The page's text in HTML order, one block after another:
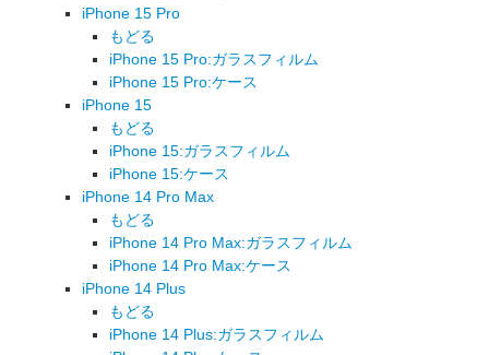
iPhone 15 Pro
もどる
iPhone 15 Pro:ガラスフィルム
iPhone 15 Pro:ケース
iPhone 15
もどる
iPhone 15:ガラスフィルム
iPhone 15:ケース
iPhone 14 Pro Max
もどる
iPhone 14 Pro Max:ガラスフィルム
iPhone 14 Pro Max:ケース
iPhone 14 Plus
もどる
iPhone 14 Plus:ガラスフィルム